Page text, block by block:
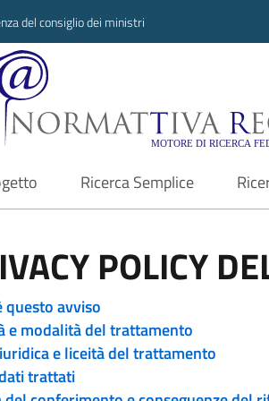
del consiglio dei ministri
Ricerca Semplice
POLICY
questo avviso
e modalità del trattamento
e liceità del trattamento
trattati